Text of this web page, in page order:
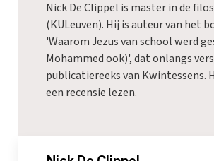
Nick De Clippel is master in de
(KULeuven). Hij is auteur van het
'Waarom Jezus van school werd
Mohammed ook)', dat onlangs
publicatiereeks van Kwintessens.
een recensie lezen.